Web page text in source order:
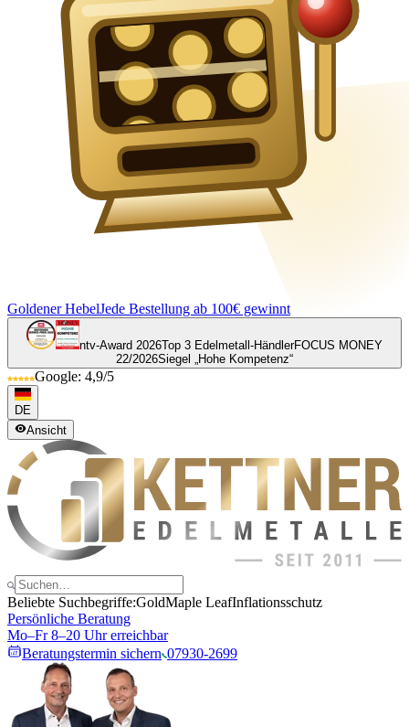
Goldener HebelJede Bestellung ab 100€ gewinnt
ntv-Award 2026Top 3 Edelmetall-HändlerFOCUS MONEY
22/2026Siegel „Hohe Kompetenz“
Google: 4,9/5
DE
Ansicht
Beliebte Suchbegriffe:GoldMaple LeafInflationsschutz
Persönliche Beratung
Mo–Fr 8–20 Uhr erreichbar
Beratungstermin sichern 07930-2699